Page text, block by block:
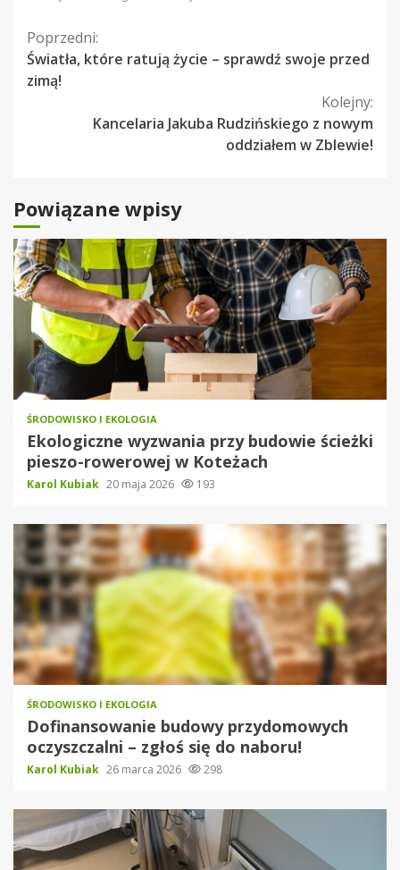
Kontynuuj
czytanie
Poprzedni:
Światła, które ratują życie – sprawdź swoje przed
zimą!
Kolejny:
Kancelaria Jakuba Rudzińskiego z nowym
oddziałem w Zblewie!
Powiązane wpisy
ŚRODOWISKO I EKOLOGIA
Ekologiczne wyzwania przy budowie ścieżki
pieszo-rowerowej w Koteżach
Karol Kubiak 20 maja 2026 193
ŚRODOWISKO I EKOLOGIA
Dofinansowanie budowy przydomowych
oczyszczalni – zgłoś się do naboru!
Karol Kubiak 26 marca 2026 298